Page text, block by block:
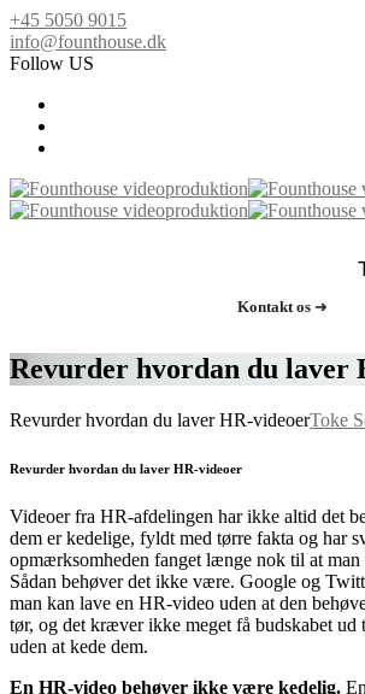
+45 5050 9015
info@founthouse.dk
Follow US
Kontakt os ➜
Revurder hvordan du laver
Revurder hvordan du laver HR-videoerToke
Revurder hvordan du laver HR-videoer
Videoer fra HR-afdelingen har ikke altid det
dem er kedelige, fyldt med tørre fakta og har
opmærksomheden fanget længe nok til at man
Sådan behøver det ikke være. Google og
man kan lave en HR-video uden at den
tør, og det kræver ikke meget få budskabet ud
uden at kede dem.
En HR-video behøver ikke være kedelig.